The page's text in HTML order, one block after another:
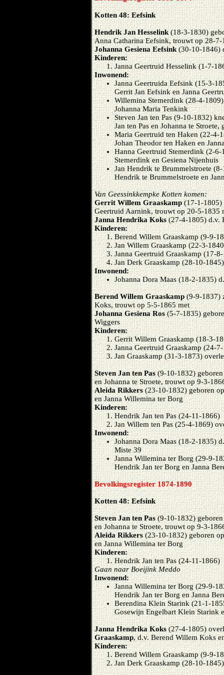
Kotten 48: Eefsink
Hendrik Jan Hesselink(18-3-1830)
Anna Catharina Eefsink, trouwt op 28-7-
Johanna Gesiena Eefsink (30-10-1846)
Kinderen:
Janna Geertruid Hesselink (1-7-
Inwonend:
Janna Geertruida Eefsink (15-3-
Gerrit Jan Eefsink en Janna
Willemina Stemerdink (28-4-
Johanna Maria Tenkink
Steven Jan ten Pas (9-10-1832)
Jan ten Pas en Johanna te Stroete,
Maria Geertruid ten Haken (22-4-
Johan Theodor ten Haken en
Hanna Geertruid Stemerdink (2-
Stemerdink en Gesiena Nijenhuis
Jan Hendrik te Brummelstroete
Hendrik te Brummelstroete en
Van Geessinkkempke Kotten komen:
Gerrit Willem Graaskamp(17-1-1805)
Geertruid Aarnink, trouwt op 20-5-1835
Janna Hendrika Koks(27-4-1805) d.v.
Kinderen:
Berend Willem Graaskamp (9-9-
Jan Willem Graaskamp (22-3-
Janna Geertruid Graaskamp (17-
Jan Derk Graaskamp (28-10-1845)
Inwonend:
Johanna Dora Maas (18-2-1835)
Berend Willem Graaskamp(9-9-1837)
Koks, trouwt op 5-5-1865 met
Johanna Gesiena Ros(5-7-1835)
Wiggers
Kinderen:
Gerrit Willem Graaskamp (18-3-
Janna Geertruid Graaskamp (24-
Jan Graaskamp (31-3-1873)
Steven Jan ten Pas(9-10-1832)
en Johanna te Stroete, trouwt op 9-3-
Aleida Rikkers(23-10-1832) geboren
en Janna Willemina ter Borg
Kinderen:
Hendrik Jan ten Pas (24-11-1866)
Jan Willem ten Pas (25-4-1869)
Inwonend:
Johanna Dora Maas (18-2-1835)
Miste 39
Janna Willemina ter Borg (29-9-
Hendrik Jan ter Borg en Janna
Bevolkingsregister 1874-1890
Kotten 48: Eefsink
Steven Jan ten Pas(9-10-1832)
en Johanna te Stroete, trouwt op 9-3-
Aleida Rikkers(23-10-1832) geboren
en Janna Willemina ter Borg
Kinderen:
Hendrik Jan ten Pas (24-11-1866)
Gaan naar Boeijink Meddo
Inwonend:
Janna Willemina ter Borg (29-9-
Hendrik Jan ter Borg en Janna
Berendina Klein Starink (21-1-
Gosewijn Engelbart Klein Starink
Janna Hendrika Koks(27-4-1805)
Graaskamp, d.v. Berend Willem Koks
Kinderen:
Berend Willem Graaskamp (9-9-
Jan Derk Graaskamp (28-10-1845)